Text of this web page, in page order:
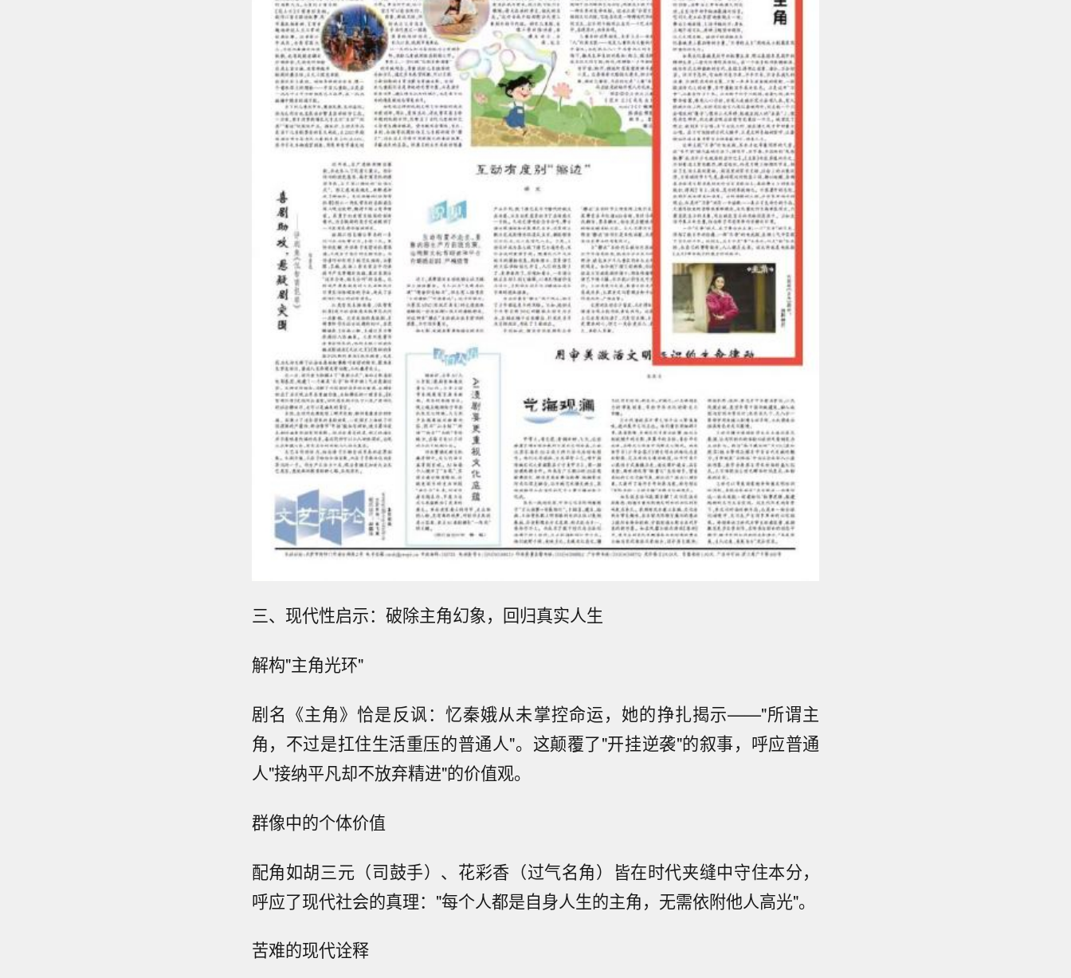
三、现代性启示：破除主角幻象，回归真实人生
解构"主角光环"
剧名《主角》恰是反讽：忆秦娥从未掌控命运，她的挣扎揭示——"所谓主
角，不过是扛住生活重压的普通人"。这颠覆了"开挂逆袭"的叙事，呼应普通
人"接纳平凡却不放弃精进"的价值观。
群像中的个体价值
配角如胡三元（司鼓手）、花彩香（过气名角）皆在时代夹缝中守住本分，
呼应了现代社会的真理："每个人都是自身人生的主角，无需依附他人高光"。
苦难的现代诠释